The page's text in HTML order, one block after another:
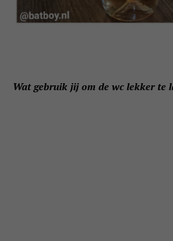
Wat gebruik jij om de wc lekker te